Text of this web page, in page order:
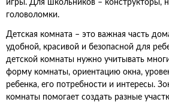
игры. Для школьников – конструкторы,
головоломки.
Детская комната – это важная часть
удобной, красивой и безопасной для
детской комнаты нужно учитывать
форму комнаты, ориентацию окна,
ребенка, его потребности и интересы.
комнаты помогает создать разные